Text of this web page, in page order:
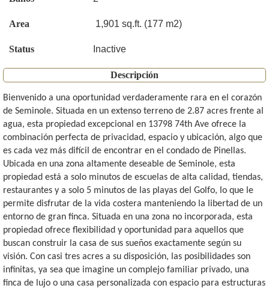
Area 1,901 sq.ft. (177 m2)
Status Inactive
Descripción
Bienvenido a una oportunidad verdaderamente rara en el corazón
de Seminole. Situada en un extenso terreno de 2.87 acres frente al
agua, esta propiedad excepcional en 13798 74th Ave ofrece la
combinación perfecta de privacidad, espacio y ubicación, algo que
es cada vez más difícil de encontrar en el condado de Pinellas.
Ubicada en una zona altamente deseable de Seminole, esta
propiedad está a solo minutos de escuelas de alta calidad, tiendas,
restaurantes y a solo 5 minutos de las playas del Golfo, lo que le
permite disfrutar de la vida costera manteniendo la libertad de un
entorno de gran finca. Situada en una zona no incorporada, esta
propiedad ofrece flexibilidad y oportunidad para aquellos que
buscan construir la casa de sus sueños exactamente según su
visión. Con casi tres acres a su disposición, las posibilidades son
infinitas, ya sea que imagine un complejo familiar privado, una
finca de lujo o una casa personalizada con espacio para estructuras